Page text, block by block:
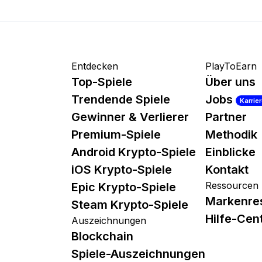
Entdecken
Top-Spiele
Trendende Spiele
Gewinner & Verlierer
Premium-Spiele
Android Krypto-Spiele
iOS Krypto-Spiele
Epic Krypto-Spiele
Steam Krypto-Spiele
Auszeichnungen
Blockchain
Spiele-Auszeichnungen
PlayToEarn
Über uns
Jobs
Partner
Methodik
Einblicke
Kontakt
Ressourcen
Hilfe-